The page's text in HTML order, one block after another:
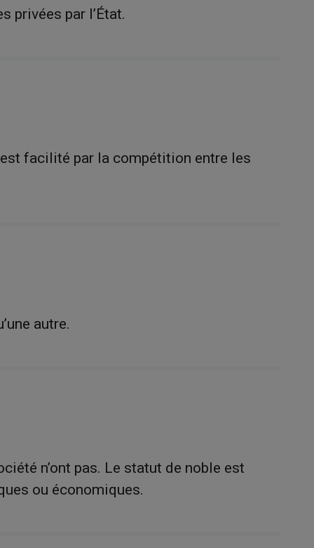
privées par l’État.
facilité par la compétition entre les
autre.
n’ont pas. Le statut de noble est
ou économiques.